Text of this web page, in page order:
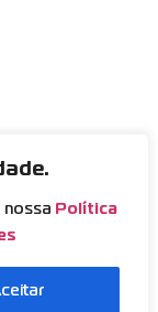
nossa Política